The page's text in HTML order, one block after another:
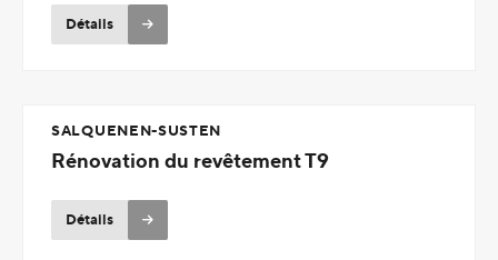
Détails
SALQUENEN-SUSTEN
Rénovation du revêtement T9
Détails